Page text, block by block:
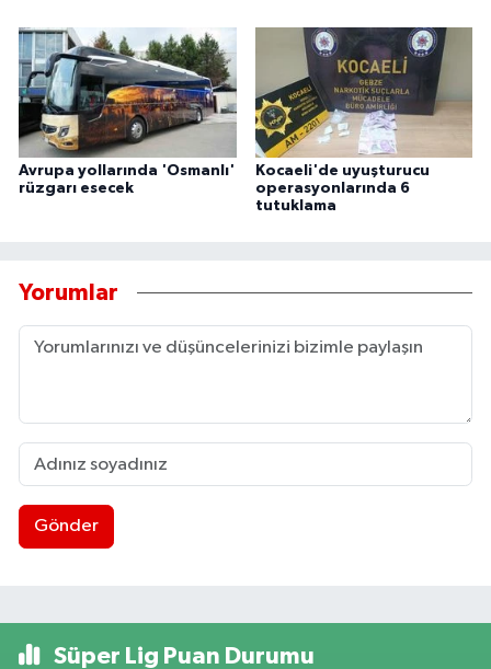
Avrupa yollarında 'Osmanlı'
rüzgarı esecek
Kocaeli'de uyuşturucu
operasyonlarında 6
tutuklama
Yorumlar
Gönder
Süper Lig Puan Durumu